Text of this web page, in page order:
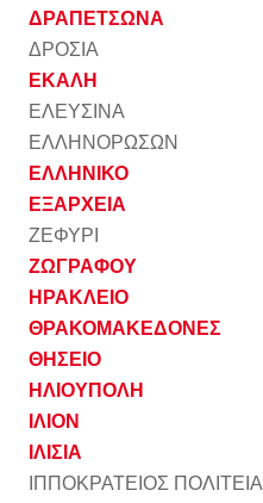
ΔΡΑΠΕΤΣΩΝΑ
ΔΡΟΣΙΑ
ΕΚΑΛΗ
ΕΛΕΥΣΙΝΑ
ΕΛΛΗΝΟΡΩΣΩΝ
ΕΛΛΗΝΙΚΟ
ΕΞΑΡΧΕΙΑ
ΖΕΦΥΡΙ
ΖΩΓΡΑΦΟΥ
ΗΡΑΚΛΕΙΟ
ΘΡΑΚΟΜΑΚΕΔΟΝΕΣ
ΘΗΣΕΙΟ
ΗΛΙΟΥΠΟΛΗ
ΙΛΙΟΝ
ΙΛΙΣΙΑ
ΙΠΠΟΚΡΑΤΕΙΟΣ ΠΟΛΙΤΕΙΑ